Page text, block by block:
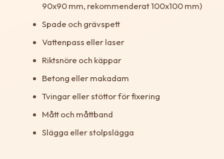
90x90 mm, rekommenderat 100x100 mm)
Spade och grävspett
Vattenpass eller laser
Riktsnöre och käppar
Betong eller makadam
Tvingar eller stöttor för fixering
Mått och måttband
Slägga eller stolpslägga